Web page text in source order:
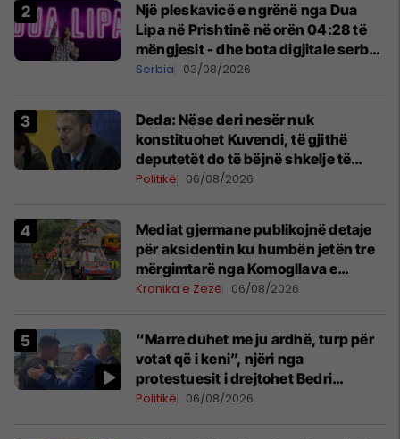
Një pleskavicë e ngrënë nga Dua
Lipa në Prishtinë në orën 04:28 të
mëngjesit - dhe bota digjitale serbe
shpall gjendjen e luftës
Serbia 03/08/2026
Deda: Nëse deri nesër nuk
konstituohet Kuvendi, të gjithë
deputetët do të bëjnë shkelje të
rëndë kushtetuese
Politikë 06/08/2026
Mediat gjermane publikojnë detaje
për aksidentin ku humbën jetën tre
mërgimtarë nga Komogllava e
Ferizajt
Kronika e Zezë 06/08/2026
“Marre duhet me ju ardhë, turp për
votat që i keni”, njëri nga
protestuesit i drejtohet Bedri
Hamzës
Politikë 06/08/2026